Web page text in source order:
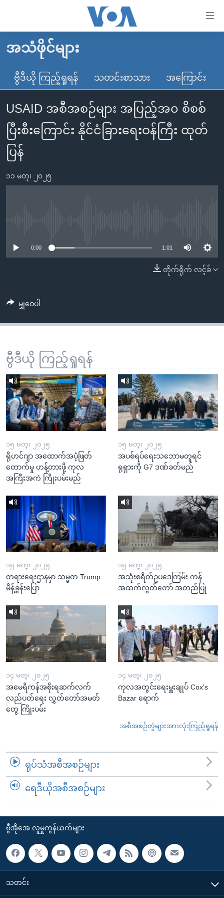
လွယ်ကူ
သည့်
များ
ပင်မ
အကြောင်းအရာ
သို့
ကျော်
ကြည့်
ရှာဖွေ
နေရာ
သို့
ကျော်
ရန်
မူလစာမျက်နှာ
မြန်မာ
ကမ္ဘာ့သတင်းများ
နိုင်ငံတကာ
အမေရိကန်
တရုတ်
အစ္စရေး-ပါလက်စတိုင်း
ဗွီဒီယို
သတင်းလွတ်လပ်ခွင့်
ရပ်ဝန်းတခု လမ်းတခု အလွန်
အင်္ဂလိပ်စာလေ့လာမယ်
အမေရိကန်သုံးအီဒီယံ
အပတ်စဉ်ကဏ္ဍများ
အသံဖိုင်များ
ဗွီဒီယို ကြည့်ရှုရန် သတင်းစာသား အကြောင်း
USAID အစီအစဉ်များ အပြည့်အ၀ စိစစ်
ပြီးစီးကြောင်း နိုင်ငံခြားရေးဝန်ကြီး ထုတ်
ပြန်
၁၁ မတ္၊ ၂၀၂၅
0:00 1:01
တိုက်ရိုက် လင့်ခ်
မျှဝေပါ
ဗွီဒီယို ကြည့်ရှုရန်
၁၅ မတ္၊ ၂၀၂၅
ရိုဟင်ဂျာ အထောက်အပံ့ဖြတ်
တောက်မှု ဟန့်တားဖို့ ကုလ
အကြီးအကဲ ကြိုးပမ်းမည်
၁၅ မတ္၊ ၂၀၂၅
အပစ်ရပ်ရေးသဘောမတူရင်
ရုရှားကို G7 ဒဏ်ခတ်မည်
၁၅ မတ္၊ ၂၀၂၅
တရားရေးဌာနမှာ သမ္မတ Trump
မိန့်ခွန်းပြော
၁၅ မတ္၊ ၂၀၂၅
အသုံးစရိတ်ဥပဒေကြမ်း ကန်
အထက်လွှတ်တော် အတည်ပြု
၁၄ မတ္၊ ၂၀၂၅
အမေရိကန်အစိုးရဆက်လက်
လည်ပတ်ရေး လွှတ်တော်အမတ်
တွေ ကြိုးပမ်း
၁၄ မတ္၊ ၂၀၂၅
ကုလအတွင်းရေးမှူးချုပ် Cox's
Bazar ရောက်
အစီအစဉ်တွဲများအားလုံးကြည့်ရှုရန်
ရုပ်သံအစီအစဉ်များ
ရေဒီယိုအစီအစဉ်များ
ဗွီအိုအေ လူမှုကွန်ယက်များ
သတင်း